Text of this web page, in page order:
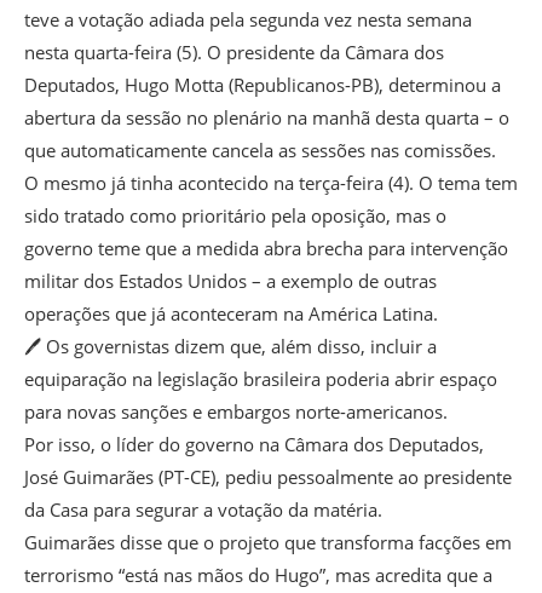
teve a votação adiada pela segunda vez nesta semana
nesta quarta-feira (5). O presidente da Câmara dos
Deputados, Hugo Motta (Republicanos-PB), determinou a
abertura da sessão no plenário na manhã desta quarta – o
que automaticamente cancela as sessões nas comissões.
O mesmo já tinha acontecido na terça-feira (4). O tema tem
sido tratado como prioritário pela oposição, mas o
governo teme que a medida abra brecha para intervenção
militar dos Estados Unidos – a exemplo de outras
operações que já aconteceram na América Latina.
🖊️ Os governistas dizem que, além disso, incluir a
equiparação na legislação brasileira poderia abrir espaço
para novas sanções e embargos norte-americanos.
Por isso, o líder do governo na Câmara dos Deputados,
José Guimarães (PT-CE), pediu pessoalmente ao presidente
da Casa para segurar a votação da matéria.
Guimarães disse que o projeto que transforma facções em
terrorismo “está nas mãos do Hugo”, mas acredita que a